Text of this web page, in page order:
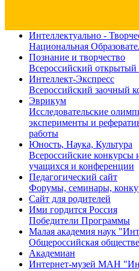
Интеллектуально -
Национальная
Познание и творчество
Всероссийский открытый
Интеллект-Экспресс
Всероссийский заочный
Эврикум
Исследовательские
эксперименты и
работы
Юность, Наука, Культура
Всероссийские конкурсы
учащихся и конференции
Педагогический сайт
Форумы, семинары,
Сайт для родителей
Ими гордится Россия
Победители Программы
Малая академия наук
Общероссийская
Академиан
Интернет-музей МАН